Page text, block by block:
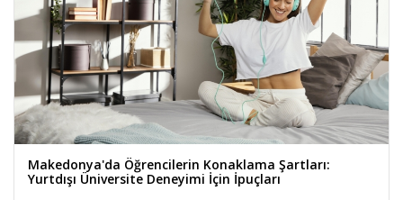
Makedonya'da Öğrencilerin Konaklama Şartları:
Yurtdışı Üniversite Deneyimi İçin İpuçları